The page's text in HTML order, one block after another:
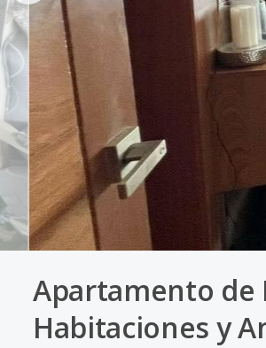
Apartamento de
Habitaciones y